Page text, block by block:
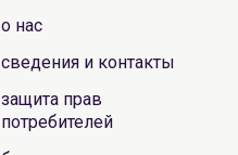
о нас
сведения и контакты
защита прав
потребителей